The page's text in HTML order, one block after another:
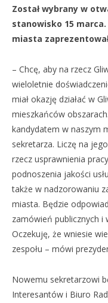
Został wybrany w
stanowisko 15
miasta
– Chcę, aby na rzecz
wieloletnie
miał okazję działać w
mieszkańców
kandydatem w naszym
sekretarza. Liczę na
rzecz usprawnienia
podnoszenia jakości
także w nadzorowaniu
miasta. Będzie
zamówień publicznych i
Oczekuję, że wniesie
zespołu – mówi
Nowemu sekretarzowi
Interesantów i Biuro